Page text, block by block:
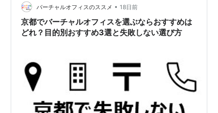
能・信頼性のバランスが最も良い定番サービス レゾナン
ス公式サイトで料金を見る※迷った場合はまず…
バーチャルオフィスのススメ • 18日前
京都でバーチャルオフィスを選ぶならおすすめは
どれ？目的別おすすめ3選と失敗しない選び方